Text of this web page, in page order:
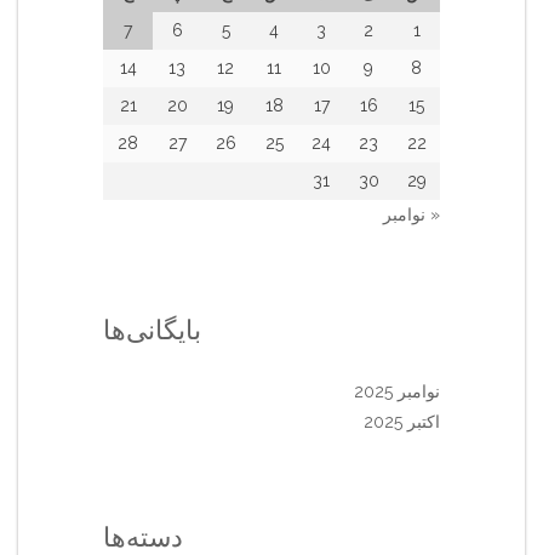
1
2
3
4
5
6
7
8
9
10
11
12
13
14
15
16
17
18
19
20
21
22
23
24
25
26
27
28
29
30
31
« نوامبر
بایگانی‌ها
نوامبر 2025
اکتبر 2025
دسته‌ها